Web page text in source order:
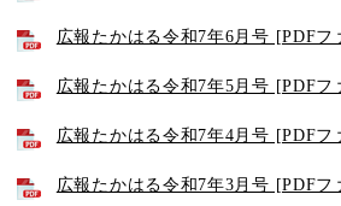
広報たかはる令和7年6月号 [PDFフ
広報たかはる令和7年5月号 [PDFフ
広報たかはる令和7年4月号 [PDFフ
広報たかはる令和7年3月号 [PDFフ